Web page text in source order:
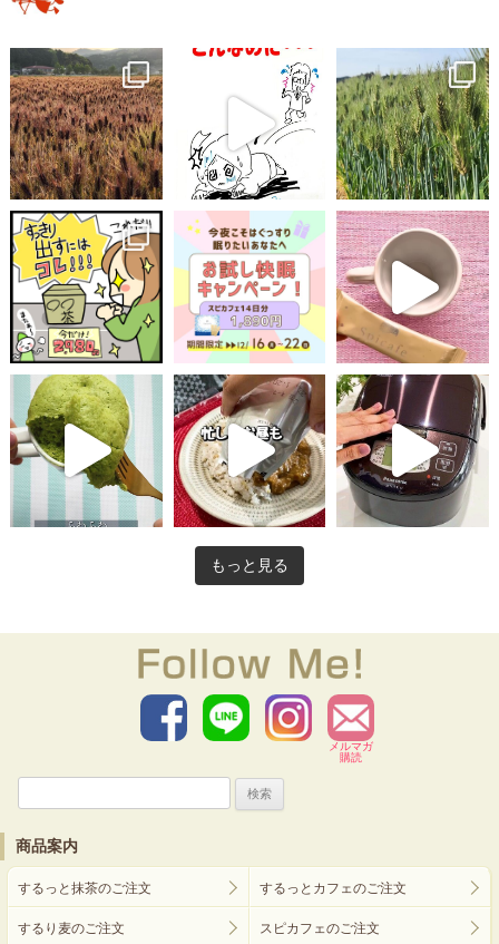
もっと見る
メルマガ
購読
商品案内
するっと抹茶のご注文 するっとカフェのご注文
するり麦のご注文 スピカフェのご注文